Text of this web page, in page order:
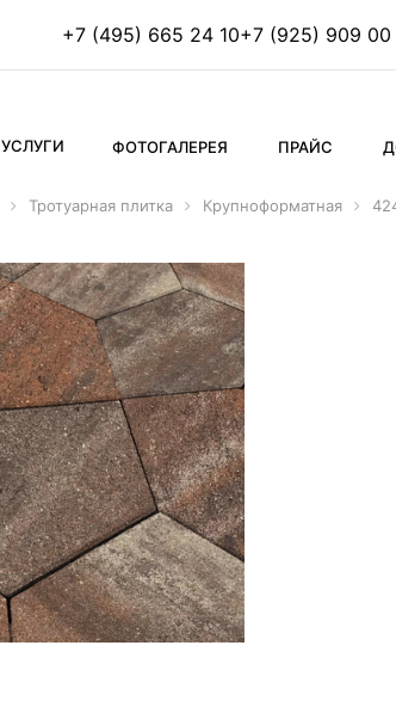
+7 (495) 665 24 10+7 (925) 909 00
УСЛУГИ ФОТОГАЛЕРЕЯ ПРАЙС
Тротуарная плитка Крупноформатная